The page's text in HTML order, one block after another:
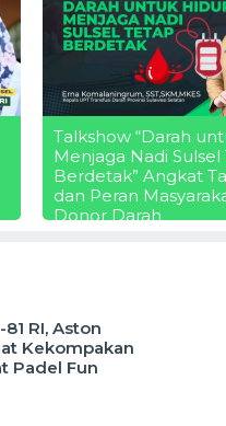
Talkshow “Darah
Menjaga Nadi Sulsel
Berdetak” Angkat
dan Peran
Donor Darah
RI, Aston
Kekompakan
Padel Fun